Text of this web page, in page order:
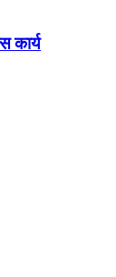
कार्य